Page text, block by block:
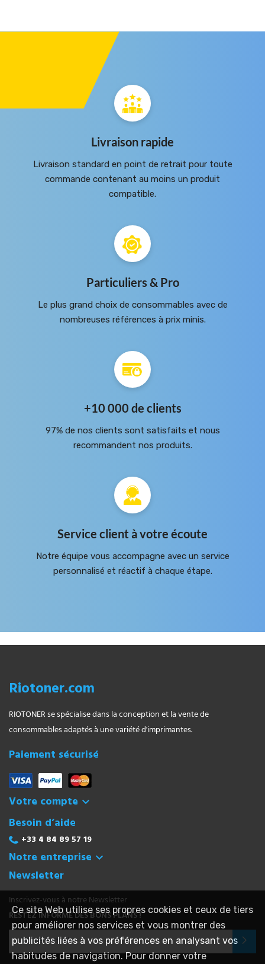
Ce site Web utilise ses propres cookies et ceux de tiers
pour améliorer nos services et vous montrer des
publicités liées à vos préférences en analysant vos
habitudes de navigation. Pour donner votre
Livraison rapide
Livraison standard en point de retrait pour toute
commande contenant au moins un produit
compatible.
Particuliers & Pro
Le plus grand choix de consommables avec de
nombreuses références à prix minis.
+10 000 de clients
97% de nos clients sont satisfaits et nous
recommandent nos produits.
Service client à votre écoute
Notre équipe vous accompagne avec un service
personnalisé et réactif à chaque étape.
Riotoner.com
RIOTONER se spécialise dans la conception et la vente de
consommables adaptés à une variété d'imprimantes.
Paiement sécurisé
Votre compte 
Besoin d’aide
+33 4 84 89 57 19
Notre entreprise 
Newsletter
Inscrivez-vous à notre Newsletter
RESTEZ INFORMÉ DES BONS PLANS !